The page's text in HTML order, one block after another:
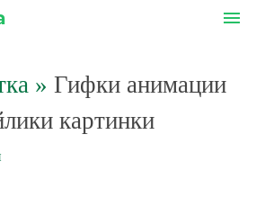
menu
» Гифки анимации
картинки